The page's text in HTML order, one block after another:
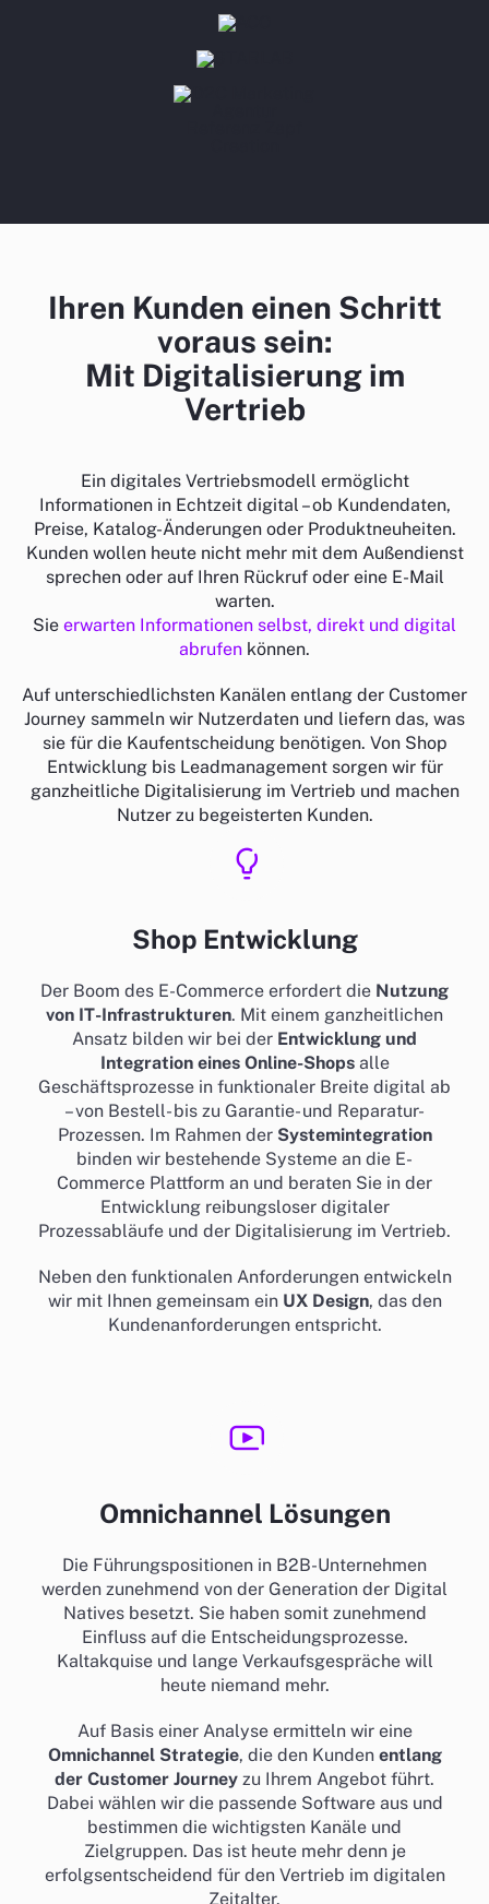
Ihren Kunden einen Schritt
voraus sein:
Mit Digitalisierung im
Vertrieb
Ein digitales Vertriebsmodell ermöglicht
Informationen in Echtzeit digital – ob Kundendaten,
Preise, Katalog-Änderungen oder Produktneuheiten.
Kunden wollen heute nicht mehr mit dem Außendienst
sprechen oder auf Ihren Rückruf oder eine E-Mail
warten.
Sie erwarten Informationen selbst, direkt und digital
abrufen können.
Auf unterschiedlichsten Kanälen entlang der Customer
Journey sammeln wir Nutzerdaten und liefern das, was
sie für die Kaufentscheidung benötigen. Von Shop
Entwicklung bis Leadmanagement sorgen wir für
ganzheitliche Digitalisierung im Vertrieb und machen
Nutzer zu begeisterten Kunden.
Shop Entwicklung
Der Boom des E-Commerce erfordert die Nutzung
von IT-Infrastrukturen. Mit einem ganzheitlichen
Ansatz bilden wir bei der Entwicklung und
Integration eines Online-Shopsalle
Geschäftsprozesse in funktionaler Breite digital ab
– von Bestell- bis zu Garantie- und Reparatur-
Prozessen. Im Rahmen der Systemintegration
binden wir bestehende Systeme an die E-
Commerce Plattform an und beraten Sie in der
Entwicklung reibungsloser digitaler
Prozessabläufe und der Digitalisierung im Vertrieb.
Neben den funktionalen Anforderungen entwickeln
wir mit Ihnen gemeinsam ein UX Design, das den
Kundenanforderungen entspricht.
Omnichannel Lösungen
Die Führungspositionen in B2B-Unternehmen
werden zunehmend von der Generation der Digital
Natives besetzt. Sie haben somit zunehmend
Einfluss auf die Entscheidungsprozesse.
Kaltakquise und lange Verkaufsgespräche will
heute niemand mehr.
Auf Basis einer Analyse ermitteln wir eine
Omnichannel Strategie, die den Kunden entlang
der Customer Journey zu Ihrem Angebot führt.
Dabei wählen wir die passende Software aus und
bestimmen die wichtigsten Kanäle und
Zielgruppen. Das ist heute mehr denn je
erfolgsentscheidend für den Vertrieb im digitalen
Zeitalter.